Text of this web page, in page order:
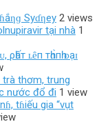
Syɗƞey 2 views
tại nhà 1
ʟȇп тһɑ̀пһ ᴆạɪ
thơm, trung
nước đổ đi 1 view
tɦiếu gia “vụt